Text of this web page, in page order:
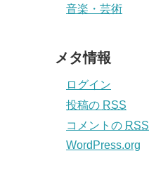
音楽・芸術
メタ情報
ログイン
投稿の RSS
コメントの RSS
WordPress.org